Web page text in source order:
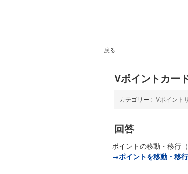
戻る
Vポイントカー
カテゴリー : Vポイント
回答
ポイントの移動・移行
→ポイントを移動・移